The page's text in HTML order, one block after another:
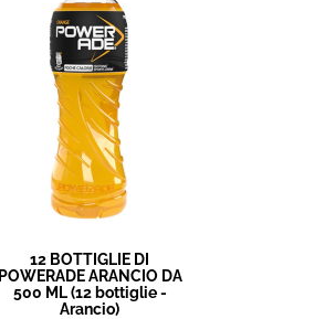
12 BOTTIGLIE DI
POWERADE ARANCIO DA
500 ML (12 bottiglie -
Arancio)